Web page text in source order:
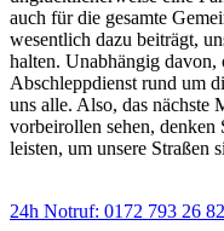
auch für die gesamte
wesentlich dazu beiträgt,
halten. Unabhängig davon,
Abschleppdienst rund um
uns alle. Also, das nächste
vorbeirollen sehen,
leisten, um unsere Straßen
24h Notruf: 0172 793 26 82